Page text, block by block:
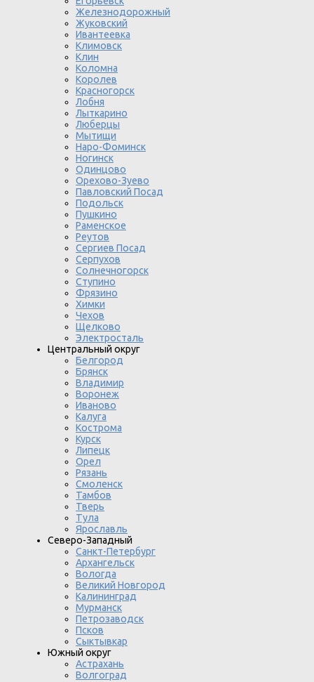
Железнодорожный
Жуковский
Ивантеевка
Климовск
Клин
Коломна
Королев
Красногорск
Лобня
Лыткарино
Люберцы
Мытищи
Наро-Фоминск
Ногинск
Одинцово
Орехово-Зуево
Павловский Посад
Подольск
Пушкино
Раменское
Реутов
Сергиев Посад
Серпухов
Солнечногорск
Ступино
Фрязино
Химки
Чехов
Щелково
Электросталь
Центральный округ
Белгород
Брянск
Владимир
Воронеж
Иваново
Калуга
Кострома
Курск
Липецк
Орел
Рязань
Смоленск
Тамбов
Тверь
Тула
Ярославль
Северо-Западный
Санкт-Петербург
Архангельск
Вологда
Великий Новгород
Калининград
Мурманск
Петрозаводск
Псков
Сыктывкар
Южный округ
Астрахань
Волгоград